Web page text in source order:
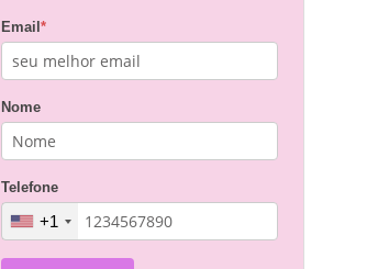
Email *
Nome
Telefone
+1